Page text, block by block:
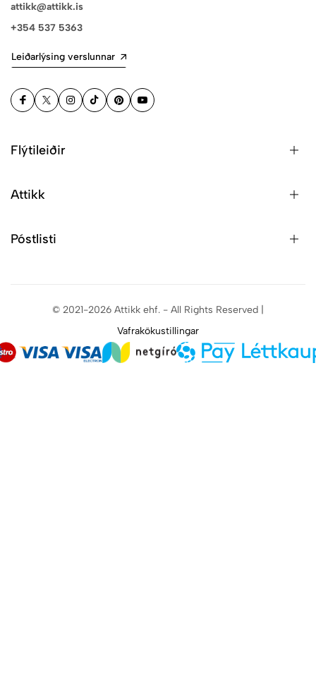
attikk@attikk.is
+354 537 5363
Leiðarlýsing verslunnar
Flýtileiðir
Attikk
Póstlisti
© 2021-2026 Attikk ehf. - All Rights Reserved |
Vafrakökustillingar